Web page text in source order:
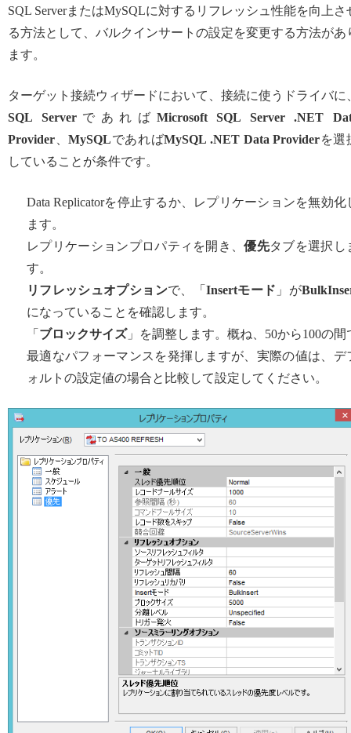
SQL ServerまたはMySQLに対するリフレッシュ性能を向上さ
る方法として、バルクインサートの設定を変更する方法があ
ます。
ターゲット接続ウィザードにおいて、接続に使うドライバに
SQL Serverであれば Microsoft SQL Server .NET
Provider 、MySQLであればMySQL .NET Data Providerを選
していることが条件です。
Data Replicatorを停止するか、レプリケーションを無効化
ます。
レプリケーションプロパティを開き、優先タブを選択し
す。
リフレッシュオプションで、「 Insertモード 」が
になっていることを確認します。
「 ブロックサイズ」を調整します。概ね、50から100の間
最適なパフォーマンスを発揮しますが、実際の値は、デ
ォルトの設定値の場合と比較して設定してください。